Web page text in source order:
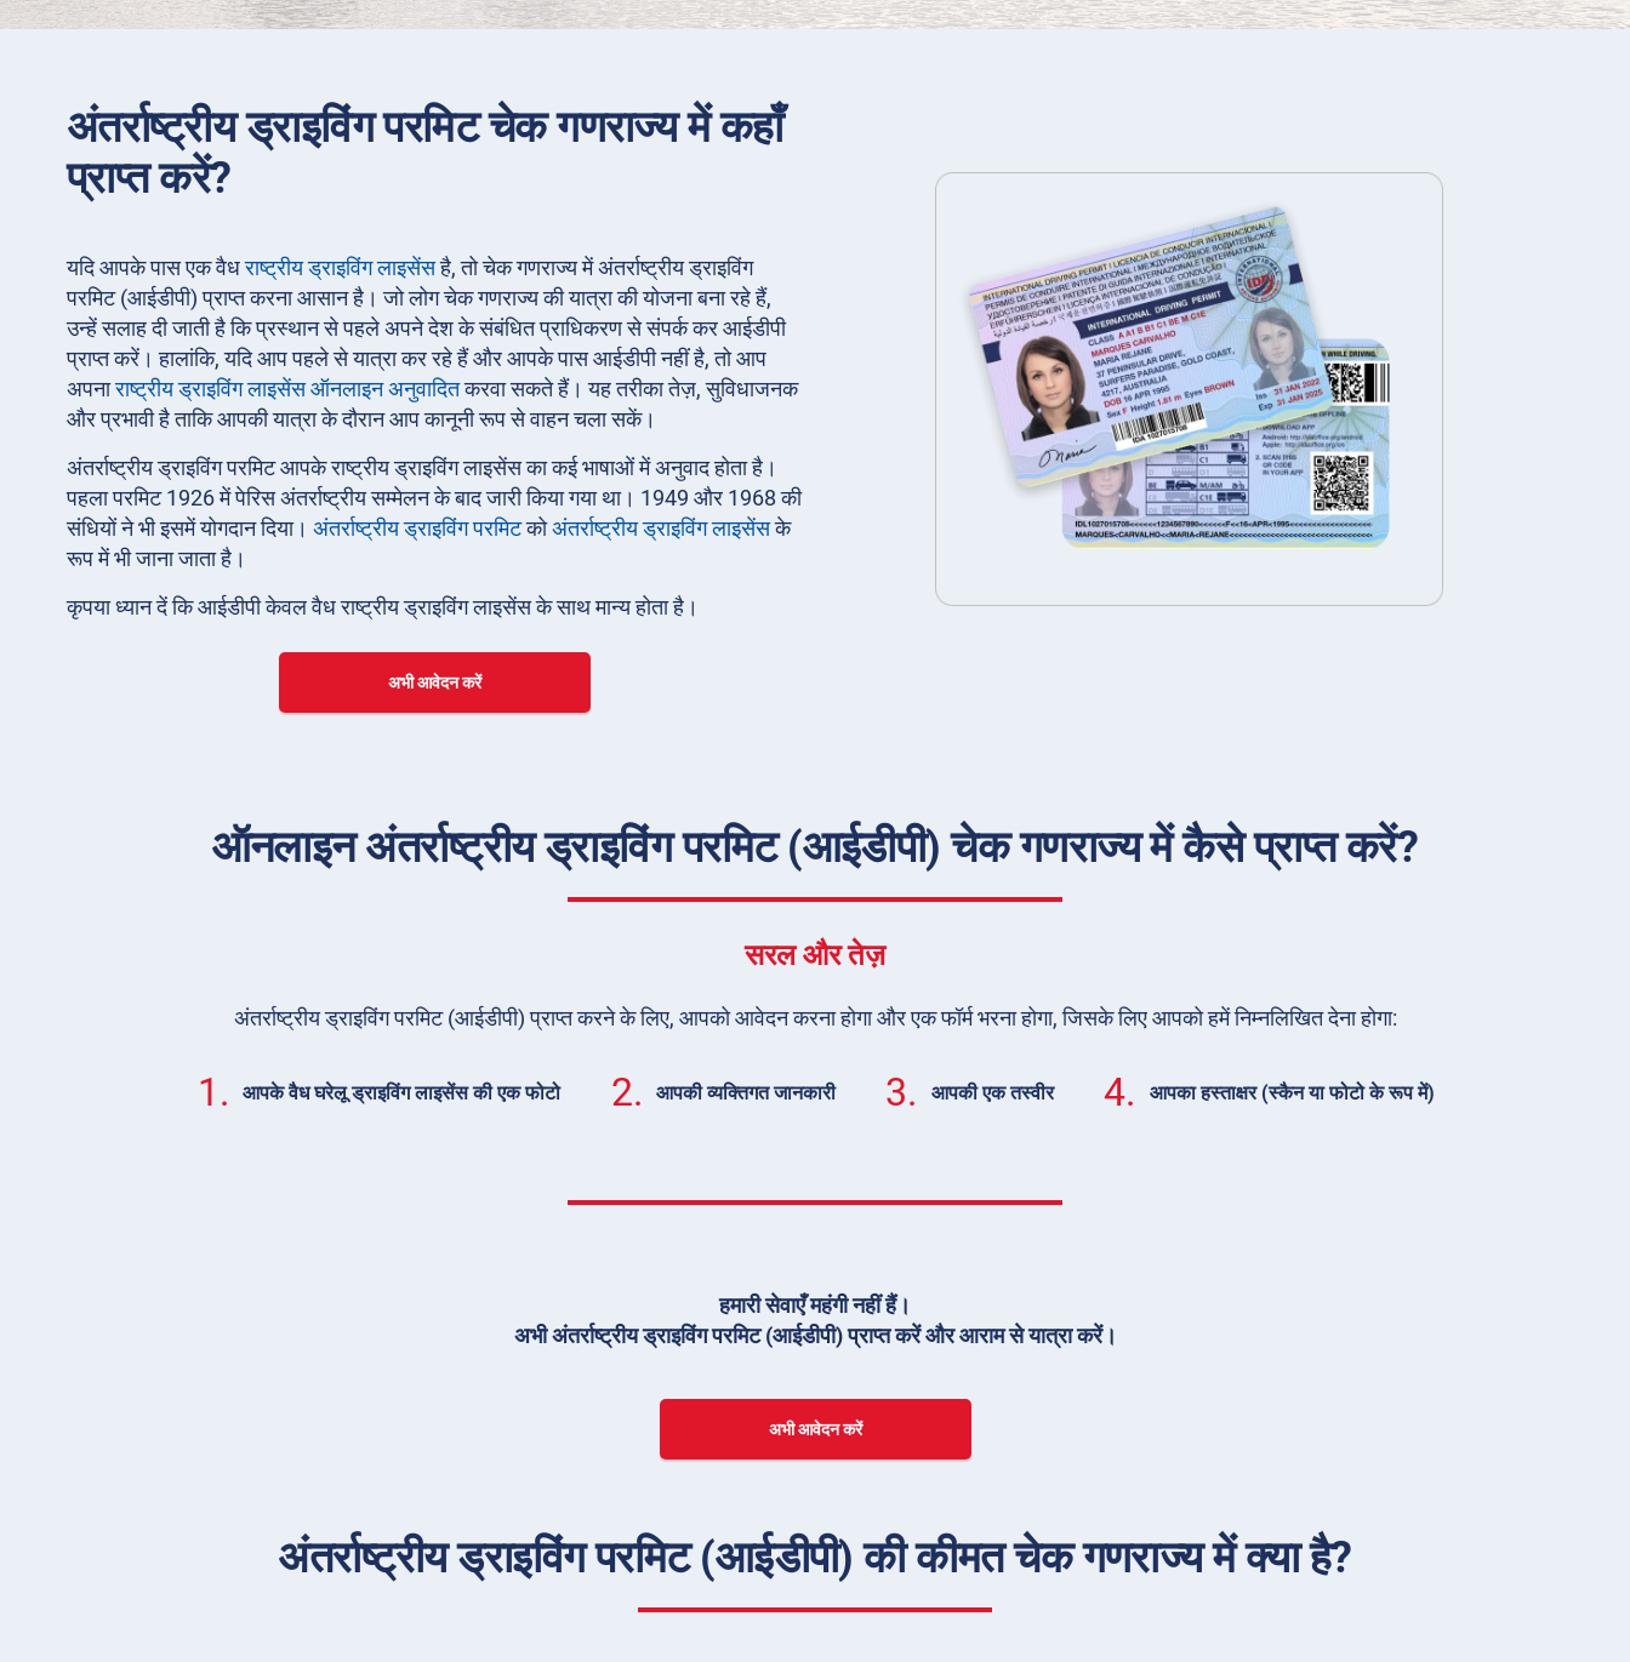
अंतर्राष्ट्रीय ड्राइविंग परमिट चेक गणराज्य में कहाँ
प्राप्त करें?
यदि आपके पास एक वैधराष्ट्रीय ड्राइविंग लाइसेंसहै, तो चेक गणराज्य में अंतर्राष्ट्रीय ड्राइविंग
परमिट (आईडीपी) प्राप्त करना आसान है। जो लोग चेक गणराज्य की यात्रा की योजना बना रहे हैं,
उन्हें सलाह दी जाती है कि प्रस्थान से पहले अपने देश के संबंधित प्राधिकरण से संपर्क कर आईडीपी
प्राप्त करें। हालांकि, यदि आप पहले से यात्रा कर रहे हैं और आपके पास आईडीपी नहीं है, तो आप
अपनाराष्ट्रीय ड्राइविंग लाइसेंस ऑनलाइन अनुवादितकरवा सकते हैं। यह तरीका तेज़, सुविधाजनक
और प्रभावी है ताकि आपकी यात्रा के दौरान आप कानूनी रूप से वाहन चला सकें।
अंतर्राष्ट्रीय ड्राइविंग परमिट आपके राष्ट्रीय ड्राइविंग लाइसेंस का कई भाषाओं में अनुवाद होता है।
पहला परमिट 1926 में पेरिस अंतर्राष्ट्रीय सम्मेलन के बाद जारी किया गया था। 1949 और 1968 की
संधियों ने भी इसमें योगदान दिया। अंतर्राष्ट्रीय ड्राइविंग परमिटकोअंतर्राष्ट्रीय ड्राइविंग लाइसेंसके
रूप में भी जाना जाता है।
कृपया ध्यान दें कि आईडीपी केवल वैध राष्ट्रीय ड्राइविंग लाइसेंस के साथ मान्य होता है।
अभी आवेदन करें
ऑनलाइन अंतर्राष्ट्रीय ड्राइविंग परमिट (आईडीपी) चेक गणराज्य में कैसे प्राप्त करें?
सरल और तेज़
अंतर्राष्ट्रीय ड्राइविंग परमिट (आईडीपी) प्राप्त करने के लिए, आपको आवेदन करना होगा और एक फॉर्म भरना होगा, जिसके लिए आपको हमें निम्नलिखित देना होगा:
1. आपके वैध घरेलू ड्राइविंग लाइसेंस की एक फोटो 2. आपकी व्यक्तिगत जानकारी 3. आपकी एक तस्वीर 4. आपका हस्ताक्षर (स्कैन या फोटो के रूप में)
हमारी सेवाएँ महंगी नहीं हैं।
अभी अंतर्राष्ट्रीय ड्राइविंग परमिट (आईडीपी) प्राप्त करें और आराम से यात्रा करें।
अभी आवेदन करें
अंतर्राष्ट्रीय ड्राइविंग परमिट (आईडीपी) की कीमत चेक गणराज्य में क्या है?